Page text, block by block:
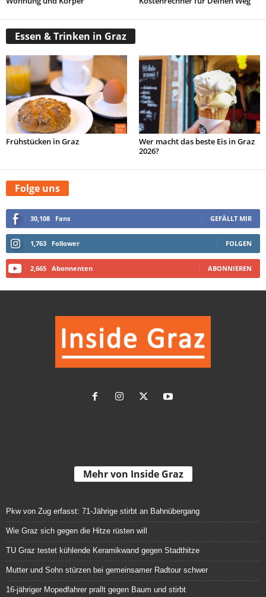
Essen & Trinken in Graz
Frühstücken in Graz
Wer macht das beste Eis in Graz
2026?
Folge uns
30,108 Fans GEFÄLLT MIR
1,763 Follower FOLGEN
2,665 Abonnenten ABONNIEREN
Mehr von Inside Graz
Pkw von Zug erfasst: 71-Jährige stirbt an Bahnübergang
Wie Graz sich gegen die Hitze rüsten will
TU Graz testet kühlende Keramikwand gegen Stadthitze
Mutter und Sohn stürzen bei gemeinsamer Radtour schwer
16-jähriger Mopedfahrer prallt gegen Baum und stirbt